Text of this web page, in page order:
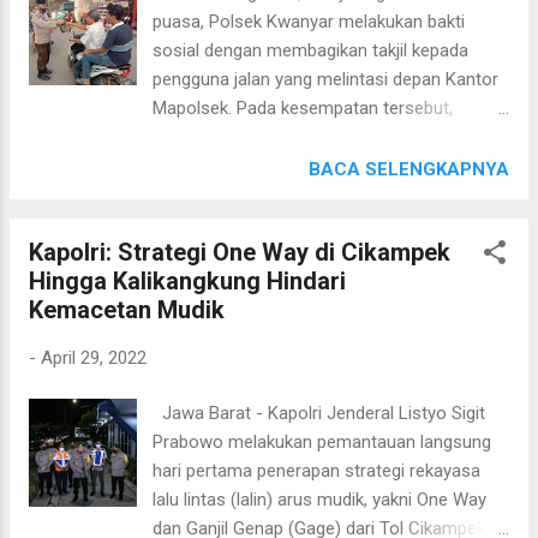
kabel dan peralatan listrik karena sangat
vital, jangan sampai lengah dalam bertugas,
kejadian sekecil apapun segera laporkan ke
Polsek Burneh," ucap Radika menjelaskan.
kedekatan anggota Polri dan masyarakat
melakukan pencegahan serta mengantisipasi
adanya tindak kriminal maupun sab...
puasa, Polsek Kwanyar melakukan bakti
sosial dengan membagikan takjil kepada
pengguna jalan yang melintasi depan Kantor
Mapolsek. Pada kesempatan tersebut,
mendampingi Kapolsek Kwanyar IPTU Moh.
masyarakat yang melintas. Kapolsek
Kwanyar Moh. Mansur mengatakan, sejumlah
100 Dos takjil berupa kue dan air mineral
sekaligus belajar untuk berbagi kepada
sesama. “Kita harus bersyukur atas
kemurahan Allah SWT kepada kita, bulan
Ramadhan ini merupakan bulan yang
BACA SELENGKAPNYA
Kapolri: Strategi One Way di Cikampek
Hingga Kalikangkung Hindari
Kemacetan Mudik
- April 29, 2022
Jawa Barat - Kapolri Jenderal Listyo Sigit
Prabowo melakukan pemantauan langsung
hari pertama penerapan strategi rekayasa
lalu lintas (lalin) arus mudik, yakni One Way
dan Ganjil Genap (Gage) dari Tol Cikampek